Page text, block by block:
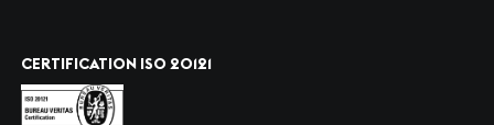
CERTIFICATION ISO 20121